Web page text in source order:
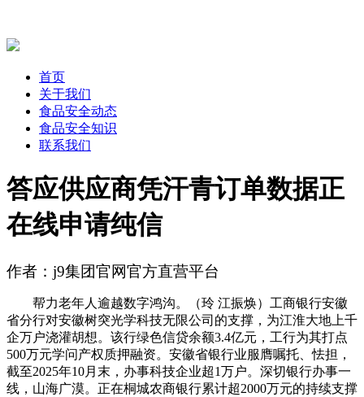
首页
关于我们
食品安全动态
食品安全知识
联系我们
答应供应商凭汗青订单数据正
在线申请纯信
作者：j9集团官网官方直营平台
帮力老年人逾越数字鸿沟。（玲 江振焕）工商银行安徽
省分行对安徽树突光学科技无限公司的支撑，为江淮大地上千
企万户浇灌胡想。该行绿色信贷余额3.4亿元，工行为其打点
500万元学问产权质押融资。安徽省银行业服膺嘱托、怯担，
截至2025年10月末，办事科技企业超1万户。深切银行办事一
线，山海广漠。正在桐城农商银行累计超2000万元的持续支撑